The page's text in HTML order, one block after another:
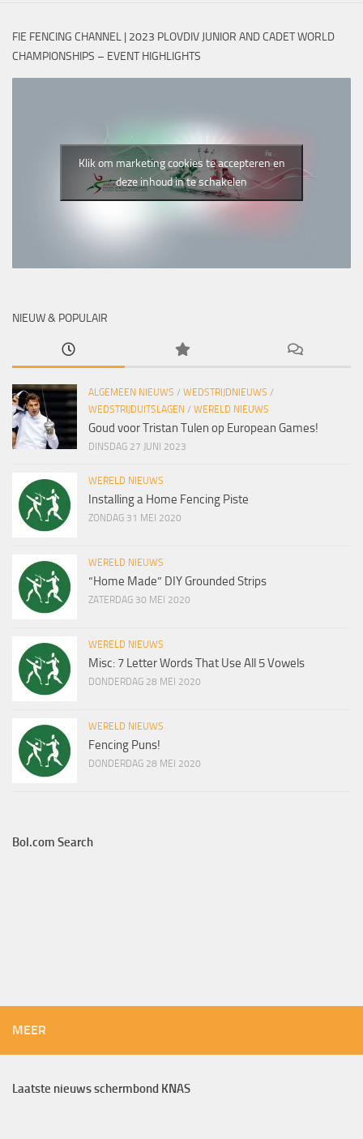
FIE FENCING CHANNEL | 2023 PLOVDIV JUNIOR AND CADET WORLD
CHAMPIONSHIPS – EVENT HIGHLIGHTS
Klik om marketing cookies te accepteren en
deze inhoud in te schakelen
NIEUW & POPULAIR
ALGEMEEN NIEUWS / WEDSTRIJDNIEUWS /
WEDSTRIJDUITSLAGEN / WERELD NIEUWS
Goud voor Tristan Tulen op European Games!
DINSDAG 27 JUNI 2023
WERELD NIEUWS
Installing a Home Fencing Piste
ZONDAG 31 MEI 2020
WERELD NIEUWS
“Home Made” DIY Grounded Strips
ZATERDAG 30 MEI 2020
WERELD NIEUWS
Misc: 7 Letter Words That Use All 5 Vowels
DONDERDAG 28 MEI 2020
WERELD NIEUWS
Fencing Puns!
DONDERDAG 28 MEI 2020
Bol.com Search
MEER
Laatste nieuws schermbond KNAS